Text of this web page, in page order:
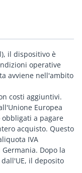
il dispositivo è
operative
avviene nell'ambito
costi aggiuntivi.
Europea
obbligati a pagare
acquisto. Questo
IVA
Dopo la
il deposito